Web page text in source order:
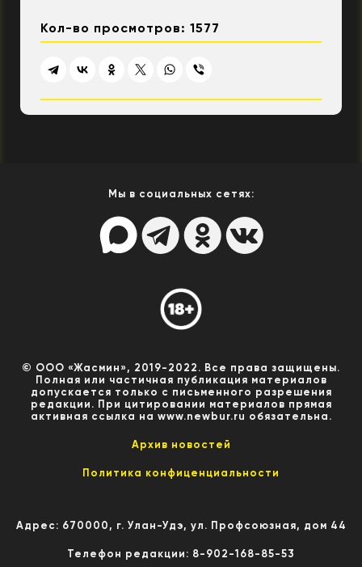
Кол-во просмотров: 1577
Мы в социальных сетях:
© ООО «Жасмин», 2019-2022. Все права защищены.
Полная или частичная публикация материалов
допускается только с письменного разрешения
редакции. При цитировании материалов прямая
активная ссылка на www.newbur.ru обязательна.
Архив новостей
Политика конфиценциальности
Адрес: 670000, г. Улан-Удэ, ул. Профсоюзная, дом 44
Телефон редакции: 8-902-168-85-53